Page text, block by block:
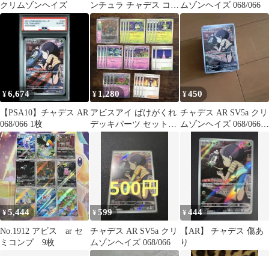
クリムゾンヘイズ
ンチュラ チャデス コフ
ーライ 065/063
ムゾンヘイズ 068/066
¥6,674
【PSA10】チャデス AR
068/066 1枚
¥ 1,280
アビスアイ ばけがくれ
デッキパーツ セット売
¥450
チャデス AR SV5a クリ
ムゾンヘイズ 068/066
¥5,444
No.1912 アビス ar セ
ミコンプ 9枚
¥599
チャデス AR SV5a クリ
ムゾンヘイズ 068/066
¥444
【AR】 チャデス 傷あ
り